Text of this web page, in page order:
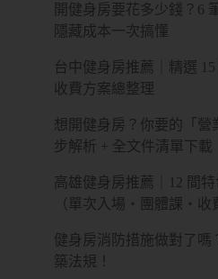
開健身房要花多少錢？6
隱藏成本一次搞懂
台中健身房推薦｜精選
收費方案總整理
想開健身房？你要的「營
步解析 + 全文件清單下載
高雄健身房推薦｜12 間
（單次入場・團體課・收
健身房消防措施做對了嗎
築法規！